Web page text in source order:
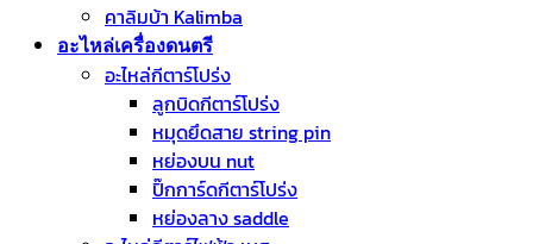
คาลิมบ้า Kalimba
อะไหล่เครื่องดนตรี
อะไหล่กีตาร์โปร่ง
ลูกบิดกีตาร์โปร่ง
หมุดยึดสาย string pin
หย่องบน nut
ปิ๊กการ์ดกีตาร์โปร่ง
หย่องลาง saddle